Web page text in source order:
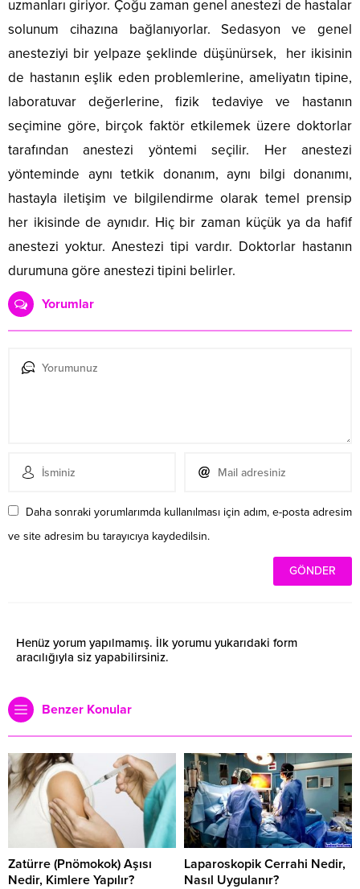
uzmanları giriyor. Çoğu zaman genel anestezi de hastalar
solunum cihazına bağlanıyorlar. Sedasyon ve genel
anesteziyi bir yelpaze şeklinde düşünürsek, her ikisinin
de hastanın eşlik eden problemlerine, ameliyatın tipine,
laboratuvar değerlerine, fizik tedaviye ve hastanın
seçimine göre, birçok faktör etkilemek üzere doktorlar
tarafından anestezi yöntemi seçilir. Her anestezi
yönteminde aynı tetkik donanım, aynı bilgi donanımı,
hastayla iletişim ve bilgilendirme olarak temel prensip
her ikisinde de aynıdır. Hiç bir zaman küçük ya da hafif
anestezi yoktur. Anestezi tipi vardır. Doktorlar hastanın
durumuna göre anestezi tipini belirler.
Yorumlar
Daha sonraki yorumlarımda kullanılması için adım, e-posta adresim
ve site adresim bu tarayıcıya kaydedilsin.
Henüz yorum yapılmamış. İlk yorumu yukarıdaki form
aracılığıyla siz yapabilirsiniz.
Benzer Konular
Zatürre (Pnömokok) Aşısı
Nedir, Kimlere Yapılır?
Laparoskopik Cerrahi Nedir,
Nasıl Uygulanır?